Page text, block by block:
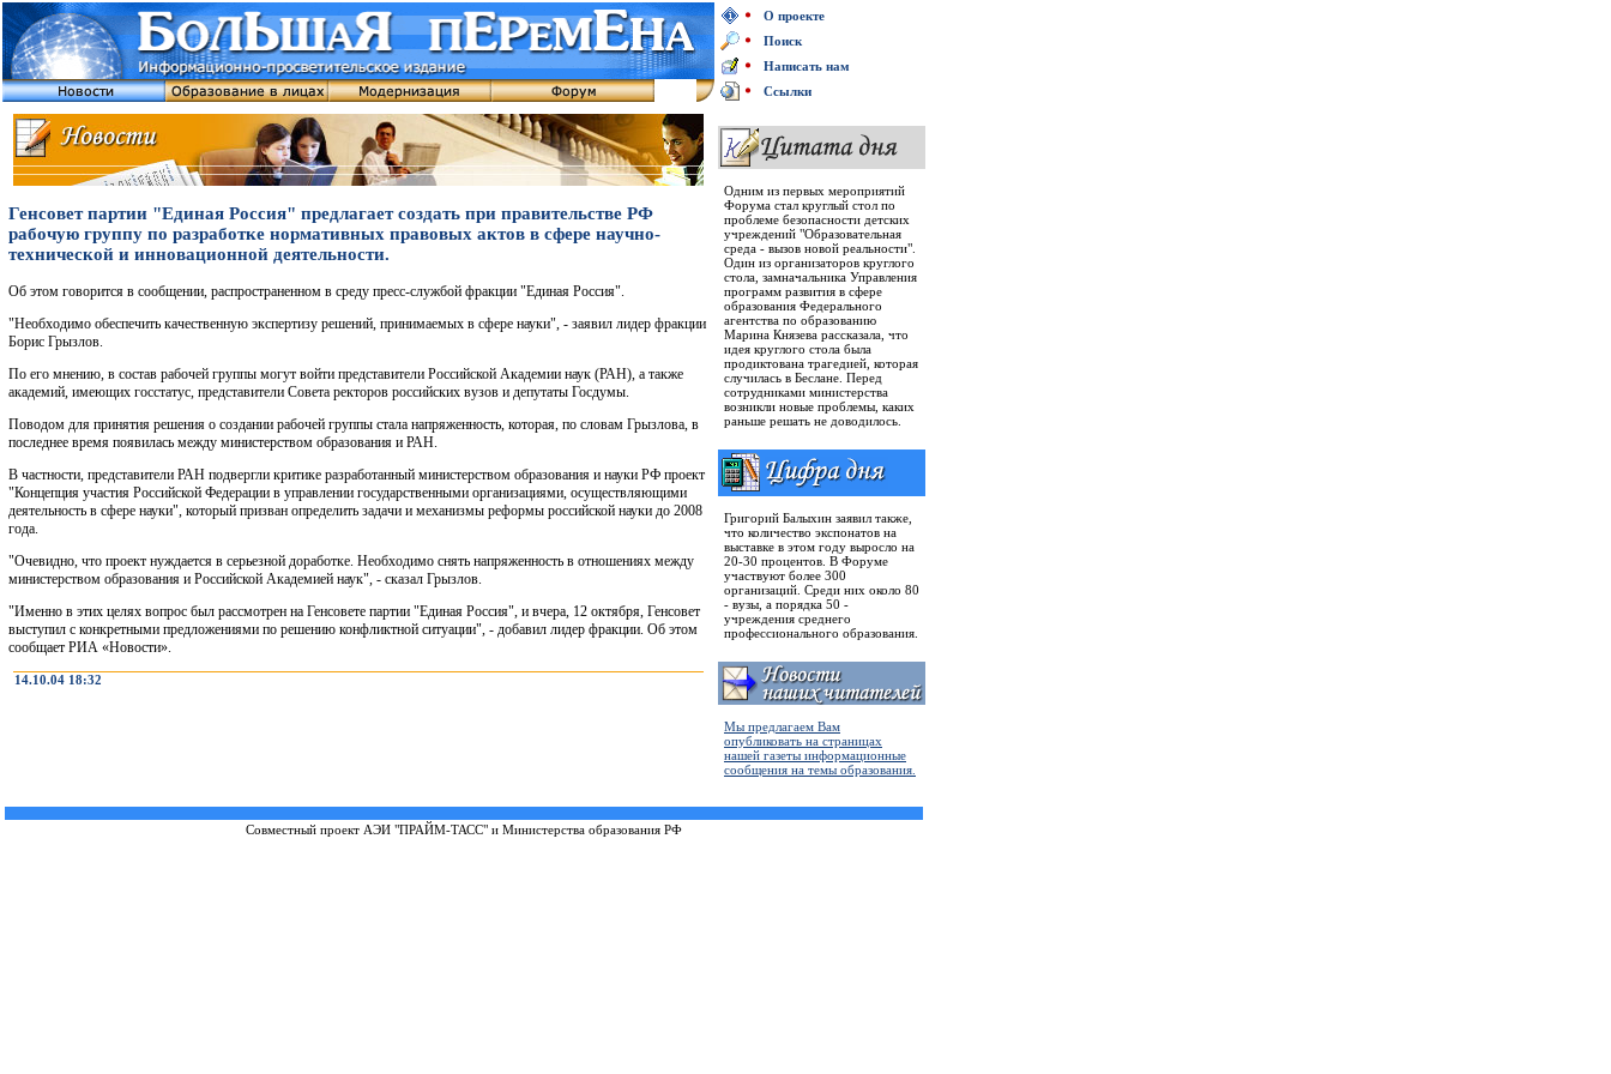
Генсовет партии "Единая Россия" предлагает создать при правительстве РФ
рабочую группу по разработке нормативных правовых актов в сфере научно-
технической и инновационной деятельности.
Об этом говорится в сообщении, распространенном в среду пресс-службой фракции "Единая Россия".
"Необходимо обеспечить качественную экспертизу решений, принимаемых в сфере науки", - заявил лидер фракции
Борис Грызлов.
По его мнению, в состав рабочей группы могут войти представители Российской Академии наук (РАН), а также
академий, имеющих госстатус, представители Совета ректоров российских вузов и депутаты Госдумы.
Поводом для принятия решения о создании рабочей группы стала напряженность, которая, по словам Грызлова, в
последнее время появилась между министерством образования и РАН.
В частности, представители РАН подвергли критике разработанный министерством образования и науки РФ проект
"Концепция участия Российской Федерации в управлении государственными организациями, осуществляющими
деятельность в сфере науки", который призван определить задачи и механизмы реформы российской науки до 2008
года.
"Очевидно, что проект нуждается в серьезной доработке. Необходимо снять напряженность в отношениях между
министерством образования и Российской Академией наук", - сказал Грызлов.
"Именно в этих целях вопрос был рассмотрен на Генсовете партии "Единая Россия", и вчера, 12 октября, Генсовет
выступил с конкретными предложениями по решению конфликтной ситуации", - добавил лидер фракции. Об этом
сообщает РИА «Новости».
14.10.04 18:32
О проекте
Поиск
Написать нам
Ссылки
Одним из первых мероприятий
Форума стал круглый стол по
проблеме безопасности детских
учреждений "Образовательная
среда - вызов новой реальности".
Один из организаторов круглого
стола, замначальника Управления
программ развития в сфере
образования Федерального
агентства по образованию
Марина Князева рассказала, что
идея круглого стола была
продиктована трагедией, которая
случилась в Беслане. Перед
сотрудниками министерства
возникли новые проблемы, каких
раньше решать не доводилось.
Григорий Балыхин заявил также,
что количество экспонатов на
выставке в этом году выросло на
20-30 процентов. В Форуме
участвуют более 300
организаций. Среди них около 80
- вузы, а порядка 50 -
учреждения среднего
профессионального образования.
Мы предлагаем Вам
опубликовать на страницах
нашей газеты информационные
сообщения на темы образования.
Совместный проект АЭИ "ПРАЙМ-ТАСС" и Министерства образования РФ